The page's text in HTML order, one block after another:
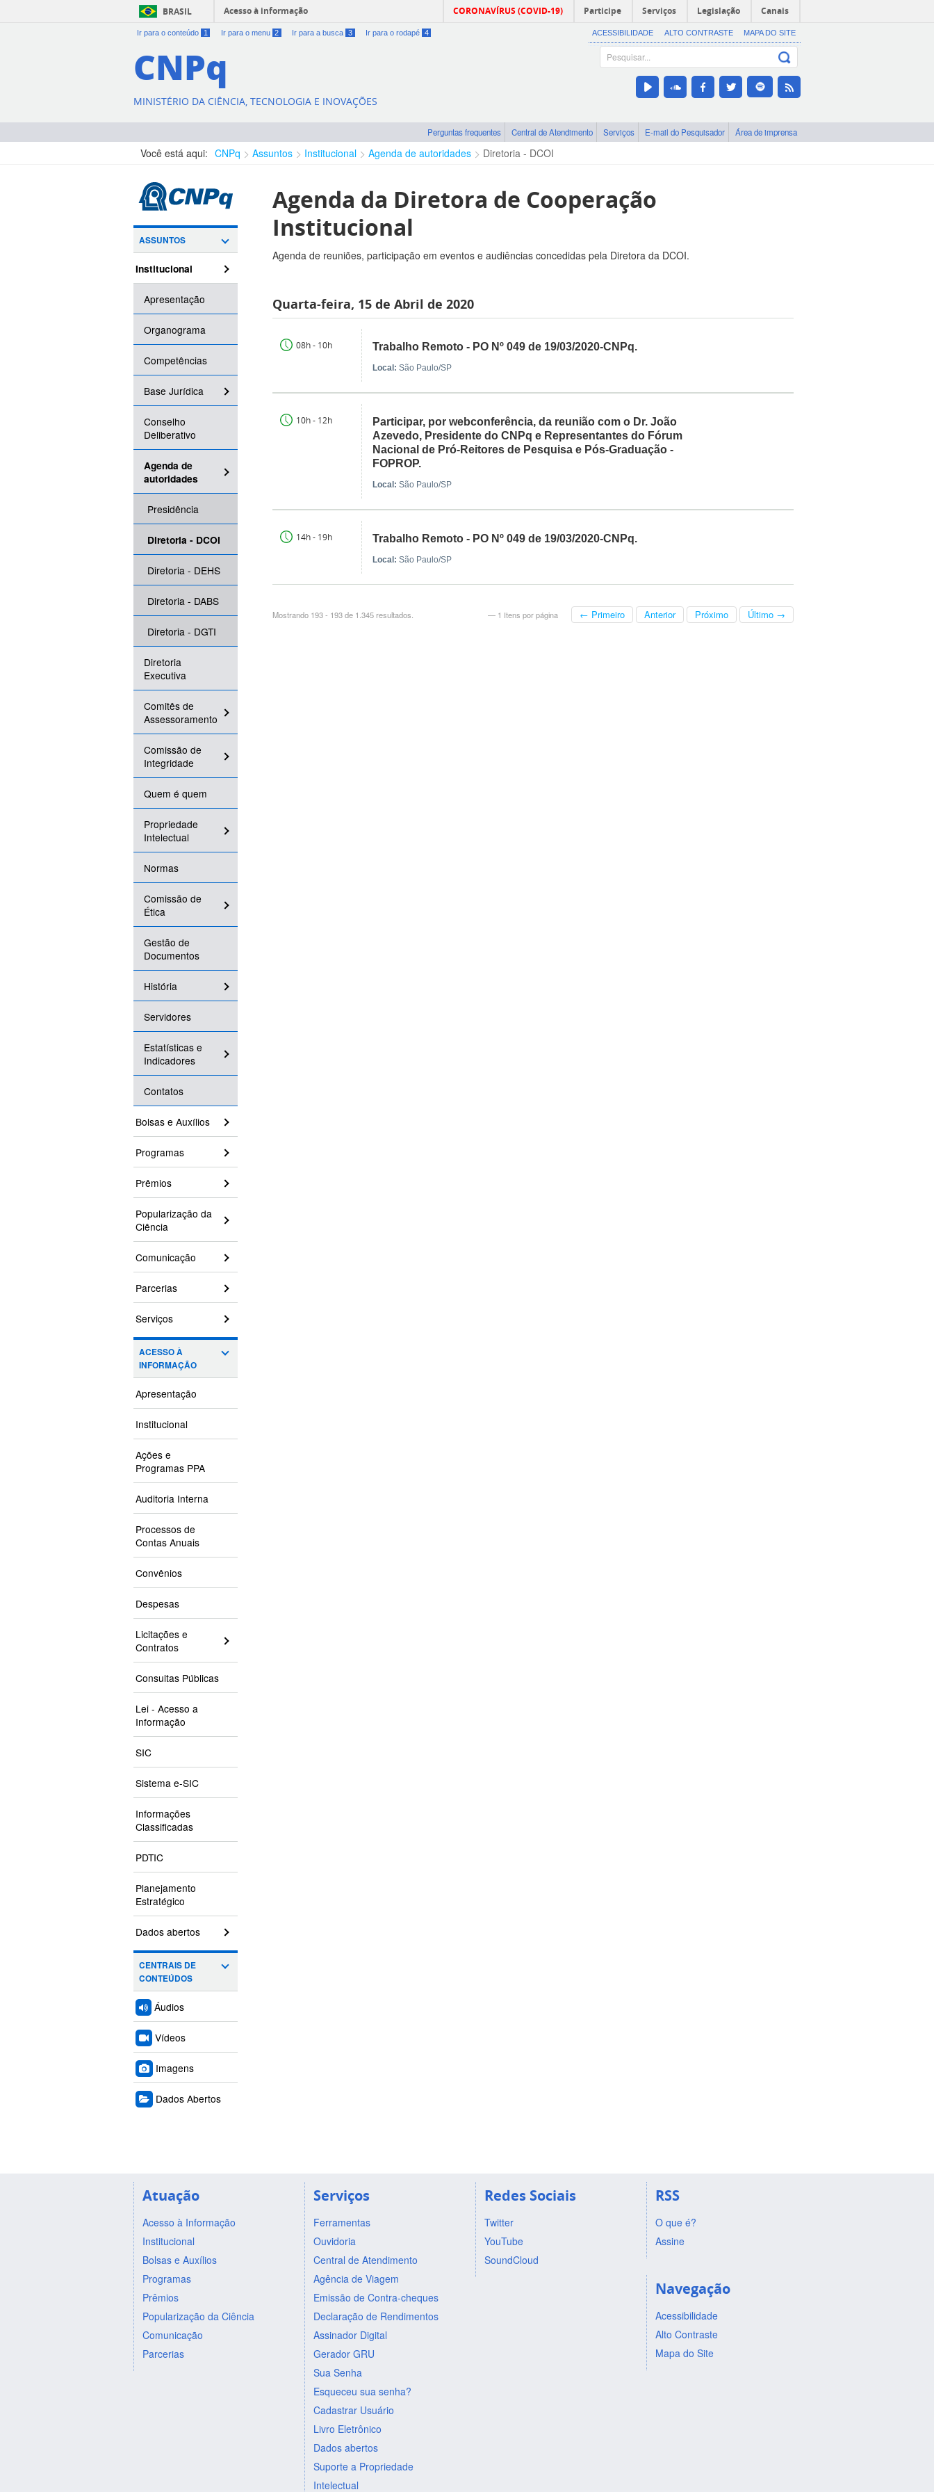
BRASIL Acesso à informação CORONAVÍRUS (COVID-19) Participe Serviços Legislação Canais
Ir para o conteúdo 1 Ir para o menu 2 Ir para a busca 3 Ir para o rodapé 4 ACESSIBILIDADE ALTO CONTRASTE MAPA DO SITE
CNPq
MINISTÉRIO DA CIÊNCIA, TECNOLOGIA E INOVAÇÕES
Perguntas frequentes Central de Atendimento Serviços E-mail do Pesquisador Área de imprensa
Você está aqui: CNPq Assuntos Institucional Agenda de autoridades Diretoria - DCOI
ASSUNTOS
Institucional
Apresentação
Organograma
Competências
Base Jurídica
Conselho
Deliberativo
Agenda de
autoridades
Presidência
Diretoria - DCOI
Diretoria - DEHS
Diretoria - DABS
Diretoria - DGTI
Diretoria
Executiva
Comitês de
Assessoramento
Comissão de
Integridade
Quem é quem
Propriedade
Intelectual
Normas
Comissão de
Ética
Gestão de
Documentos
História
Servidores
Estatísticas e
Indicadores
Contatos
Bolsas e Auxílios
Programas
Prêmios
Popularização da
Ciência
Comunicação
Parcerias
Serviços
ACESSO À
INFORMAÇÃO
Apresentação
Institucional
Ações e
Programas PPA
Auditoria Interna
Processos de
Contas Anuais
Convênios
Despesas
Licitações e
Contratos
Consultas Públicas
Lei - Acesso a
Informação
SIC
Sistema e-SIC
Informações
Classificadas
PDTIC
Planejamento
Estratégico
Dados abertos
CENTRAIS DE
CONTEÚDOS
Áudios
Vídeos
Imagens
Dados Abertos
Agenda da Diretora de Cooperação
Institucional
Agenda de reuniões, participação em eventos e audiências concedidas pela Diretora da DCOI.
Quarta-feira, 15 de Abril de 2020
08h - 10h Trabalho Remoto - PO Nº 049 de 19/03/2020-CNPq.
Local:São Paulo/SP
10h - 12h
Participar, por webconferência, da reunião com o Dr. João
Azevedo, Presidente do CNPq e Representantes do Fórum
Nacional de Pró-Reitores de Pesquisa e Pós-Graduação -
FOPROP.
Local:São Paulo/SP
14h - 19h Trabalho Remoto - PO Nº 049 de 19/03/2020-CNPq.
Local:São Paulo/SP
— 1 Itens por página
Mostrando 193 - 193 de 1.345 resultados. ← Primeiro Anterior Próximo Último →
Atuação
Acesso à Informação
Institucional
Bolsas e Auxílios
Programas
Prêmios
Popularização da Ciência
Comunicação
Parcerias
Serviços
Ferramentas
Ouvidoria
Central de Atendimento
Agência de Viagem
Emissão de Contra-cheques
Declaração de Rendimentos
Assinador Digital
Gerador GRU
Sua Senha
Esqueceu sua senha?
Cadastrar Usuário
Livro Eletrônico
Dados abertos
Suporte a Propriedade
Intelectual
Redes Sociais
Twitter
YouTube
SoundCloud
RSS
O que é?
Assine
Navegação
Acessibilidade
Alto Contraste
Mapa do Site